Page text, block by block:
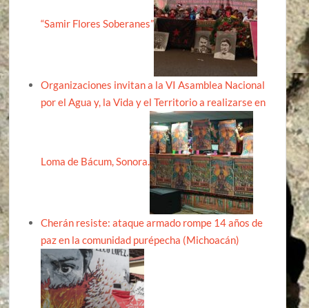
“Samir Flores Soberanes”
Organizaciones invitan a la VI Asamblea Nacional
por el Agua y, la Vida y el Territorio a realizarse en
Loma de Bácum, Sonora.
Cherán resiste: ataque armado rompe 14 años de
paz en la comunidad purépecha (Michoacán)